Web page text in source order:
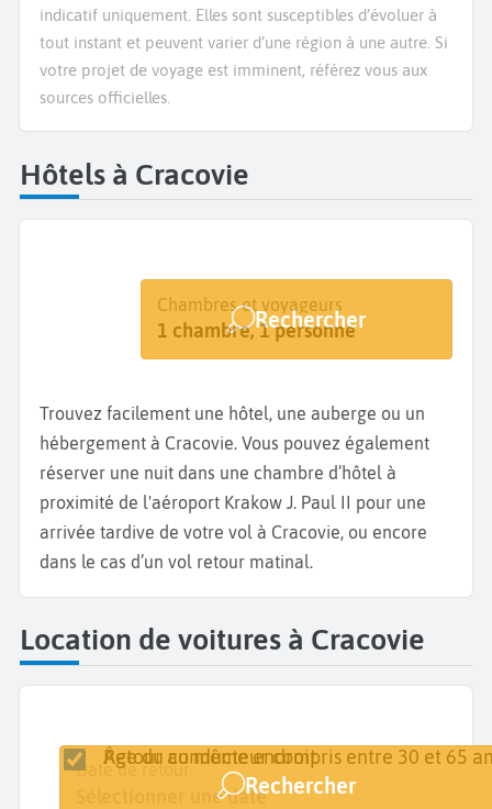
indicatif uniquement. Elles sont susceptibles d’évoluer à
tout instant et peuvent varier d’une région à une autre. Si
votre projet de voyage est imminent, référez vous aux
sources officielles.
Hôtels à Cracovie
Destination
Cracovie
Dates
Dates de votre séjour
Chambres et voyageurs
1 chambre, 1 personne
Rechercher
Trouvez facilement une hôtel, une auberge ou un
hébergement à Cracovie. Vous pouvez également
réserver une nuit dans une chambre d’hôtel à
proximité de l'aéroport Krakow J. Paul II pour une
arrivée tardive de votre vol à Cracovie, ou encore
dans le cas d’un vol retour matinal.
Location de voitures à Cracovie
Lieu de retrait
Date de retrait
Sélectionner une date
Date de retour
Sélectionner une date
Retour au même endroit
Âge du conducteur compris entre 30 et 65
Rechercher